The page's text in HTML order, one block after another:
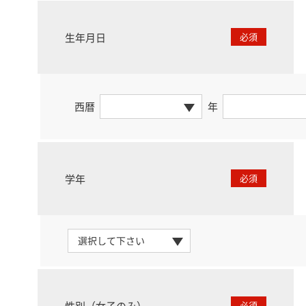
生年月日 必須
西暦 年
学年 必須